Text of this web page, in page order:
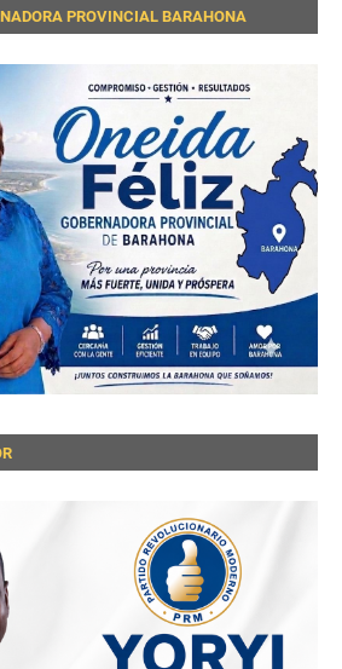
PROVINCIAL BARAHONA